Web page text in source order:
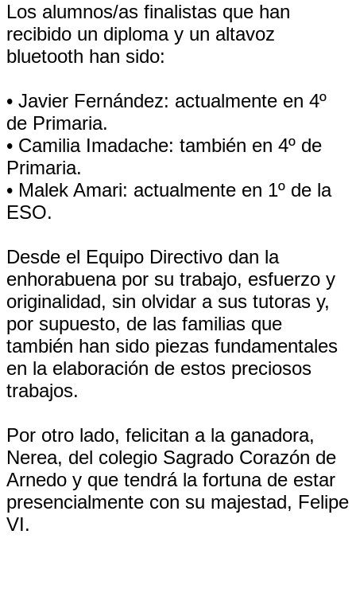
Los alumnos/as finalistas que han
recibido un diploma y un altavoz
bluetooth han sido:
• Javier Fernández: actualmente en 4º
de Primaria.
• Camilia Imadache: también en 4º de
Primaria.
• Malek Amari: actualmente en 1º de la
ESO.
Desde el Equipo Directivo dan la
enhorabuena por su trabajo, esfuerzo y
originalidad, sin olvidar a sus tutoras y,
por supuesto, de las familias que
también han sido piezas fundamentales
en la elaboración de estos preciosos
trabajos.
Por otro lado, felicitan a la ganadora,
Nerea, del colegio Sagrado Corazón de
Arnedo y que tendrá la fortuna de estar
presencialmente con su majestad, Felipe
VI.